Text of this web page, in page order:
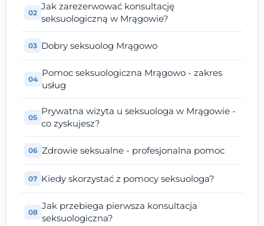
Jak zarezerwować konsultację
seksuologiczną w Mrągowie?
Dobry seksuolog Mrągowo
Pomoc seksuologiczna Mrągowo - zakres
usług
Prywatna wizyta u seksuologa w Mrągowie -
co zyskujesz?
Zdrowie seksualne - profesjonalna pomoc
Kiedy skorzystać z pomocy seksuologa?
Jak przebiega pierwsza konsultacja
seksuologiczna?